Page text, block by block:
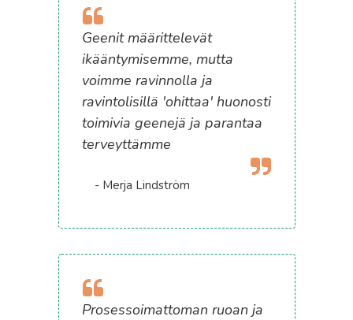
Geenit määrittelevät
ikääntymisemme, mutta
voimme ravinnolla ja
ravintolisillä 'ohittaa' huonosti
toimivia geenejä ja parantaa
terveyttämme
- Merja Lindström
Prosessoimattoman ruoan ja